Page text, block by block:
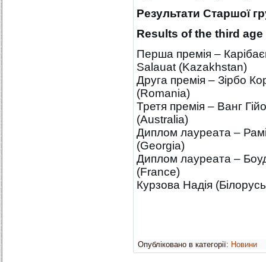
Результати Старшої
Results of the third age
Перша премія –
Salauat (Kazakhstan)
Друга премія – Зірбо
(Romania)
Третя премія – Ванг
(Australia)
Диплом лауреата –
(Georgia)
Диплом лауреата –
(France)
Курзова Надія
Опубліковано в категорії: Новини